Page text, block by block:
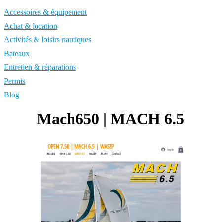
Accessoires & équipement
Achat & location
Activités & loisirs nautiques
Bateaux
Entretien & réparations
Permis
Blog
Mach650 | MACH 6.5